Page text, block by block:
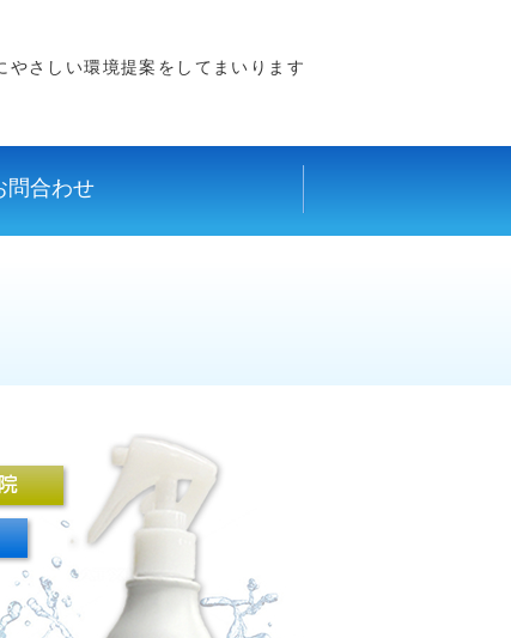
やさしい環境提案をしてまいります
問合わせ